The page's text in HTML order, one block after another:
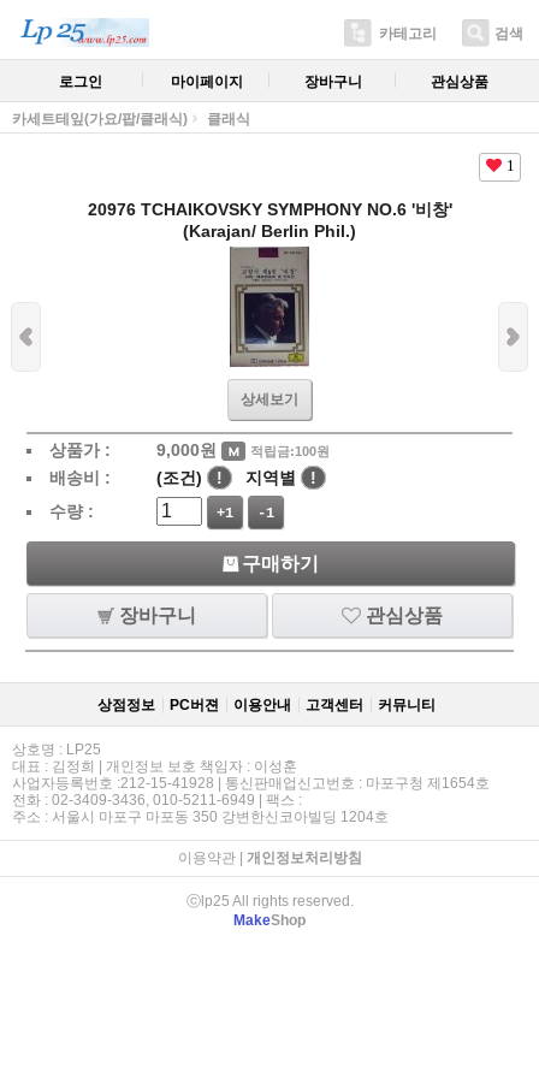
카테고리 검색
로그인 마이페이지 장바구니 관심상품
카세트테잎(가요/팝/클래식) 클래식
1
20976 TCHAIKOVSKY SYMPHONY NO.6 '비창'
(Karajan/ Berlin Phil.)
상세보기
상품가 : 9,000원 적립금:100원
배송비 : (조건) ! 지역별
!
수량 :
+1 -1
구매하기
장바구니 관심상품
상점정보 PC버젼 이용안내 고객센터 커뮤니티
상호명 : LP25
대표 : 김정희 | 개인정보 보호 책임자 : 이성훈
사업자등록번호 :212-15-41928 | 통신판매업신고번호 : 마포구청 제1654호
전화 : 02-3409-3436, 010-5211-6949 | 팩스 :
주소 : 서울시 마포구 마포동 350 강변한신코아빌딩 1204호
이용약관| 개인정보처리방침
ⓒlp25 All rights reserved.
MakeShop